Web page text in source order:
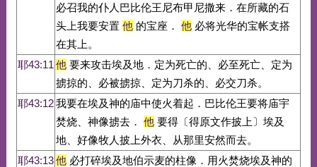
必召我的仆人巴比伦王尼布甲尼撒来．在所藏的石
头上我要安置 他的宝座． 他必将光华的宝帐支搭
在其上。
耶43:11 他要来攻击埃及地．定为死亡的、必至死亡、定为
掳掠的、必被掳掠、定为刀杀的、必交刀杀。
耶43:12我要在埃及神的庙中使火着起．巴比伦王要将庙宇
焚烧、神像掳去． 他要得〔得原文作披上〕埃及
地、好像牧人披上外衣、从那里安然而去。
耶43:13他必打碎埃及地伯示麦的柱像．用火焚烧埃及神的